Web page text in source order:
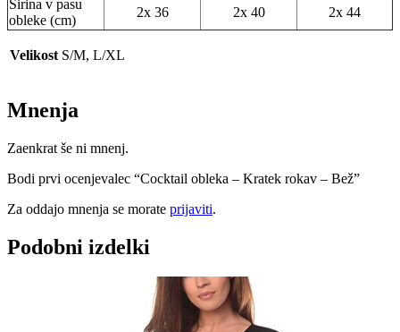
Širina v pasu
obleke (cm)
2x 36 2x 40 2x 44
Velikost S/M, L/XL
Mnenja
Zaenkrat še ni mnenj.
Bodi prvi ocenjevalec “Cocktail obleka – Kratek rokav – Bež”
Za oddajo mnenja se morate prijaviti.
Podobni izdelki